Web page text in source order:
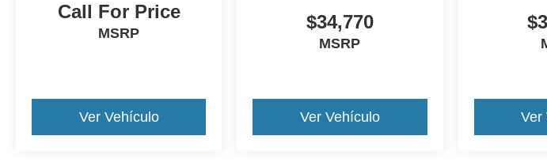
Call For Price
MSRP
Ver Vehículo
$34,770
MSRP
Ver Vehículo Ver